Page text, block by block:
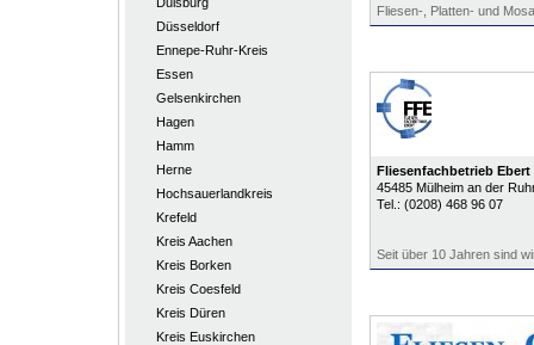
Düsseldorf
Ennepe-Ruhr-Kreis
Essen
Gelsenkirchen
Hagen
Hamm
Herne
Hochsauerlandkreis
Krefeld
Kreis Aachen
Kreis Borken
Kreis Coesfeld
Kreis Düren
Kreis Euskirchen
Fliesen-, Platten- und
Fliesenfachbetrieb Ebert
45485 Mülheim an der
Tel.: (0208) 468 96 07
Seit über 10 Jahren sind